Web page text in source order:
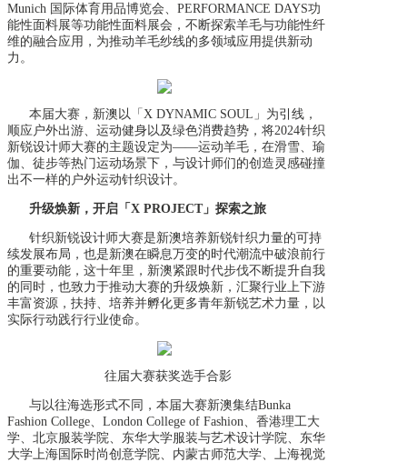
Munich 国际体育用品博览会、PERFORMANCE DAYS功
能性面料展等功能性面料展会，不断探索羊毛与功能性纤
维的融合应用，为推动羊毛纱线的多领域应用提供新动
力。
本届大赛，新澳以「X DYNAMIC SOUL」为引线，
顺应户外出游、运动健身以及绿色消费趋势，将2024针织
新锐设计师大赛的主题设定为——运动羊毛，在滑雪、瑜
伽、徒步等热门运动场景下，与设计师们的创造灵感碰撞
出不一样的户外运动针织设计。
升级焕新，开启「X PROJECT」探索之旅
针织新锐设计师大赛是新澳培养新锐针织力量的可持
续发展布局，也是新澳在瞬息万变的时代潮流中破浪前行
的重要动能，这十年里，新澳紧跟时代步伐不断提升自我
的同时，也致力于推动大赛的升级焕新，汇聚行业上下游
丰富资源，扶持、培养并孵化更多青年新锐艺术力量，以
实际行动践行行业使命。
往届大赛获奖选手合影
与以往海选形式不同，本届大赛新澳集结Bunka
Fashion College、London College of Fashion、香港理工大
学、北京服装学院、东华大学服装与艺术设计学院、东华
大学上海国际时尚创意学院、内蒙古师范大学、上海视觉